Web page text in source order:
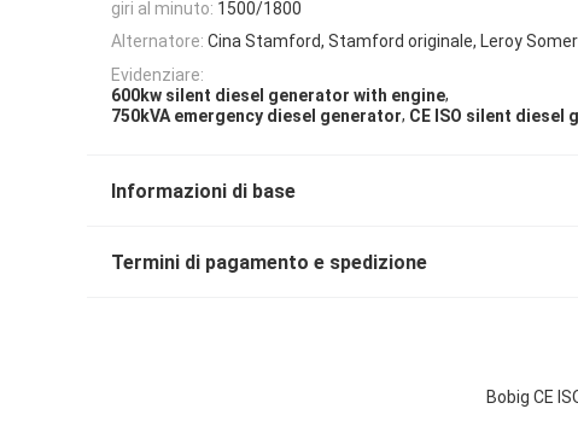
giri al minuto: 1500/1800
Alternatore: Cina Stamford, Stamford originale, Leroy Somer
Evidenziare:
600kw silent diesel generator with engine,
750kVA emergency diesel generator, CE ISO silent diesel
Informazioni di base
Termini di pagamento e spedizione
Bobig CE